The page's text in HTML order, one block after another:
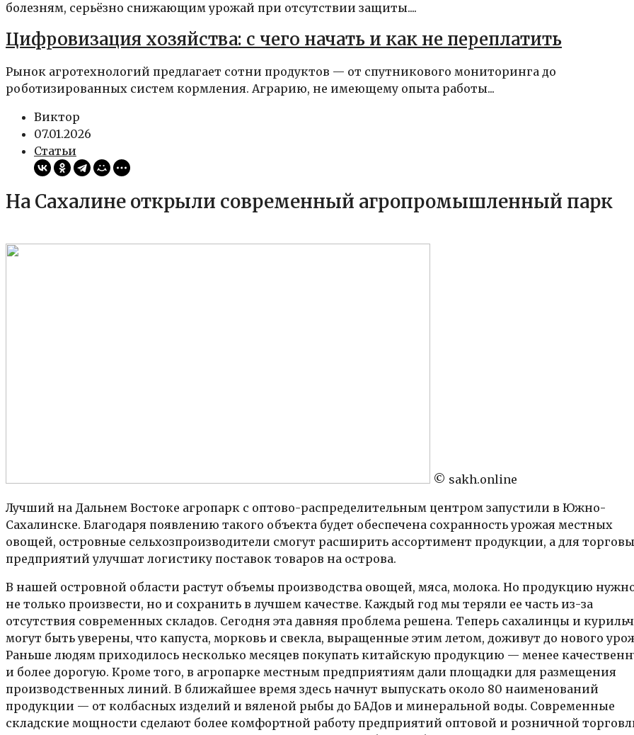
болезням, серьёзно снижающим урожай при отсутствии защиты....
Цифровизация хозяйства: с чего начать и как не переплатить
Рынок агротехнологий предлагает сотни продуктов — от спутникового мониторинга до
роботизированных систем кормления. Аграрию, не имеющему опыта работы...
Виктор
07.01.2026
Статьи
На Сахалине открыли современный агропромышленный парк
© sakh.online
Лучший на Дальнем Востоке агропарк с оптово-распределительным центром запустили в Южно-
Сахалинске. Благодаря появлению такого объекта будет обеспечена сохранность урожая местных
овощей, островные сельхозпроизводители смогут расширить ассортимент продукции, а для
предприятий улучшат логистику поставок товаров на острова.
В нашей островной области растут объемы производства овощей, мяса, молока. Но продукцию
не только произвести, но и сохранить в лучшем качестве. Каждый год мы теряли ее часть из-за
отсутствия современных складов. Сегодня эта давняя проблема решена. Теперь сахалинцы и
могут быть уверены, что капуста, морковь и свекла, выращенные этим летом, доживут до нового
Раньше людям приходилось несколько месяцев покупать китайскую продукцию — менее
и более дорогую. Кроме того, в агропарке местным предприятиям дали площадки для размещения
производственных линий. В ближайшее время здесь начнут выпускать около 80 наименований
продукции — от колбасных изделий и вяленой рыбы до БАДов и минеральной воды. Современные
складские мощности сделают более комфортной работу предприятий оптовой и розничной